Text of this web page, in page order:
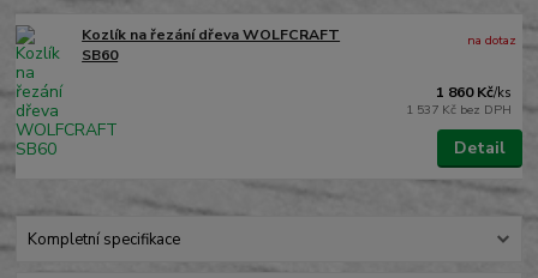
Kozlík na řezání dřeva WOLFCRAFT
SB60
1 860 Kč/ks
1 537 Kč bez DPH
na dotaz
Detail
Kompletní specifikace